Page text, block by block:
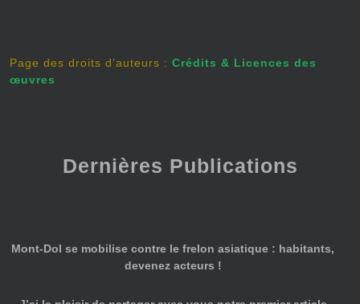
Page des droits d’auteurs : Crédits & Licences des
œuvres
Dernières Publications
Mont-Dol se mobilise contre le frelon asiatique : habitants,
devenez acteurs !